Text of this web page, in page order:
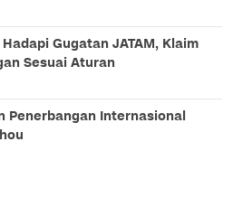
Gugatan JATAM, Klaim
Sesuai Aturan
Penerbangan Internasional